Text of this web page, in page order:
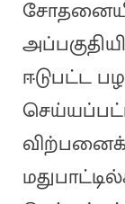
ஈடுபட்ட